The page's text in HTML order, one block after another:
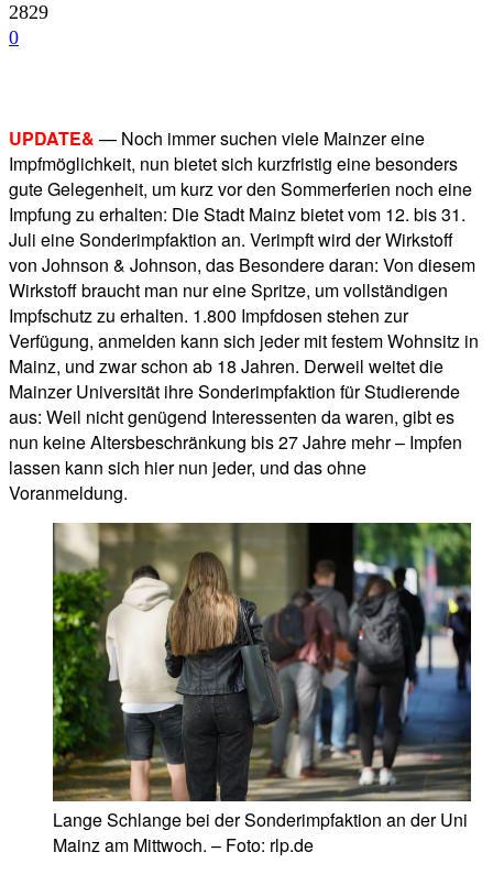
2829
0
UPDATE& — Noch immer suchen viele Mainzer eine
Impfmöglichkeit, nun bietet sich kurzfristig eine besonders
gute Gelegenheit, um kurz vor den Sommerferien noch eine
Impfung zu erhalten: Die Stadt Mainz bietet vom 12. bis 31.
Juli eine Sonderimpfaktion an. Verimpft wird der Wirkstoff
von Johnson & Johnson, das Besondere daran: Von diesem
Wirkstoff braucht man nur eine Spritze, um vollständigen
Impfschutz zu erhalten. 1.800 Impfdosen stehen zur
Verfügung, anmelden kann sich jeder mit festem Wohnsitz in
Mainz, und zwar schon ab 18 Jahren. Derweil weitet die
Mainzer Universität ihre Sonderimpfaktion für Studierende
aus: Weil nicht genügend Interessenten da waren, gibt es
nun keine Altersbeschränkung bis 27 Jahre mehr – Impfen
lassen kann sich hier nun jeder, und das ohne
Voranmeldung.
Lange Schlange bei der Sonderimpfaktion an der Uni
Mainz am Mittwoch. – Foto: rlp.de